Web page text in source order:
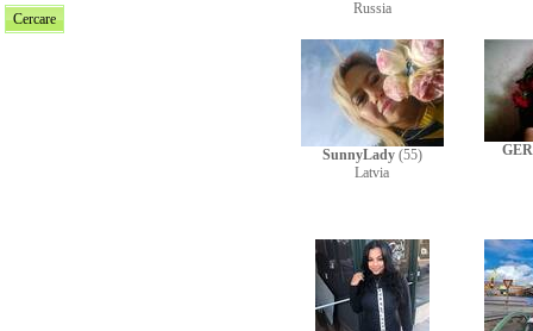
Russia
SunnyLady (55)
Latvia